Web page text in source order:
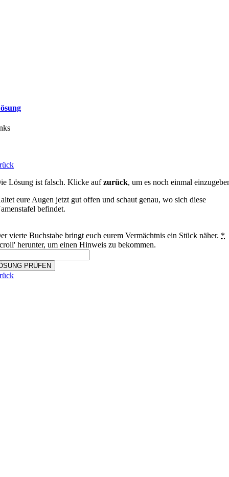
Lösung ist falsch. Klicke aufzurück, um es noch einmal
eure Augen jetzt gut offen und schaut genau, wo sich diese
befindet.
vierte Buchstabe bringt euch eurem Vermächtnis ein Stück näher. *
herunter, um einen Hinweis zu bekommen.
PRÜFEN